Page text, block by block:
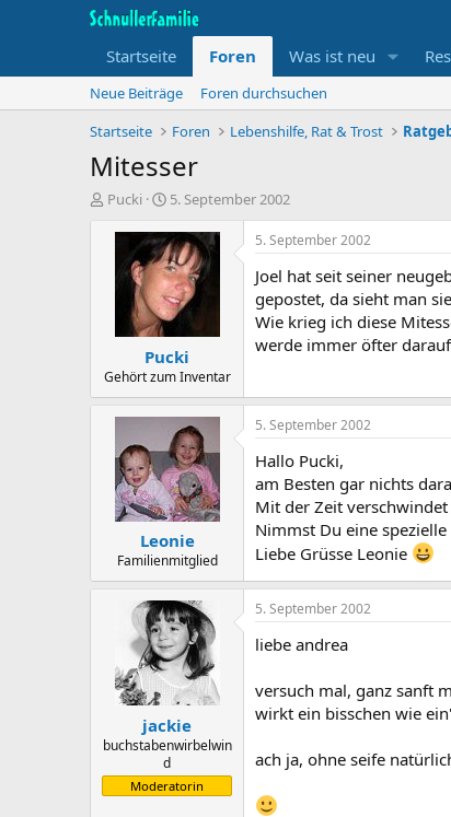
Startseite Foren Was ist neu
Neue Beiträge
Foren durchsuchen
Startseite
Foren Lebenshilfe, Rat & Trost
Mitesser
T
r
t
Pucki
B
g
i
n
n
d
a
t
u
m
5. September 2002
Pucki
Gehört zum Inventar
5. September 2002
Joel hat seit seiner
gepostet, da sieht man
Wie krieg ich diese
werde immer öfter
Leonie
Familienmitglied
5. September 2002
Hallo Pucki,
am Besten gar nichts
Mit der Zeit
Nimmst Du eine
Liebe Grüsse Leonie
jackie
buchstabenwirbelwin
d
Moderatorin
5. September 2002
liebe andrea
versuch mal, ganz sanft
wirkt ein bisschen wie
ach ja, ohne seife